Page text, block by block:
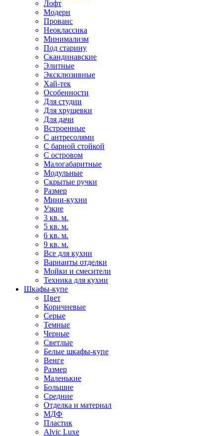
Лофт
Модерн
Прованс
Неоклассика
Минимализм
Под старину
Скандинавские
Элитные
Эксклюзивные
Хай-тек
Особенности
Для студии
Для хрущевки
Для дачи
Встроенные
С антресолями
С барной стойкой
С островом
Малогабаритные
Модульные
Скрытые ручки
Размер
Мини-кухни
Узкие
3 кв. м.
5 кв. м.
6 кв. м.
9 кв. м.
Все для кухни
Варианты отделки
Мойки и смесители
Техника для кухни
Шкафы-купе
Цвет
Коричневые
Серые
Темные
Черные
Светлые
Белые шкафы-купе
Венге
Размер
Маленькие
Большие
Средние
Отделка и материал
МДФ
Пластик
Alvic Luxe